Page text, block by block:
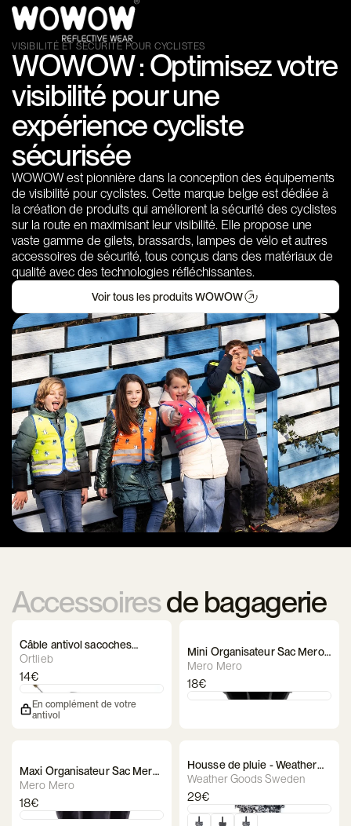
VISIBILITÉ ET SÉCURITÉ POUR CYCLISTES
WOWOW : Optimisez votre
visibilité pour une
expérience cycliste
sécurisée
WOWOW est pionnière dans la conception des équipements
de visibilité pour cyclistes. Cette marque belge est dédiée à
la création de produits qui améliorent la sécurité des cyclistes
sur la route en maximisant leur visibilité. Elle propose une
vaste gamme de gilets, brassards, lampes de vélo et autres
accessoires de sécurité, tous conçus dans des matériaux de
qualité avec des technologies réfléchissantes.
Voir tous les produits WOWOW
Accessoiresde bagagerie
Câble antivol sacoches
Ortlieb
Ortlieb
14€
En complément de votre
antivol
Mini Organisateur Sac Mero
Mero
Mero Mero
18€
Maxi Organisateur Sac Mero
Mero
Mero Mero
18€
Housse de pluie - Weather
Goods Sweden - Luna
Weather Goods Sweden
29€